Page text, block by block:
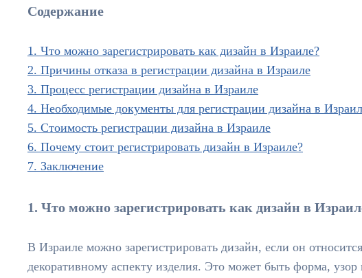
Содержание
1. Что можно зарегистрировать как дизайн в Израиле?
2. Причины отказа в регистрации дизайна в Израиле
3. Процесс регистрации дизайна в Израиле
4. Необходимые документы для регистрации дизайна в
5. Стоимость регистрации дизайна в Израиле
6. Почему стоит регистрировать дизайн в Израиле?
7. Заключение
1. Что можно зарегистрировать как дизайн в
В Израиле можно зарегистрировать дизайн, если он
декоративному аспекту изделия. Это может быть форма,